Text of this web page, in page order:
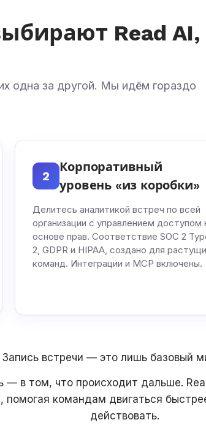
Read AI,
одна за другой. Мы идём гораздо
2
Корпоративный
уровень «из коробки»
Делитесь аналитикой встреч по всей
организации с управлением доступом
основе прав. Соответствие SOC 2
2, GDPR и HIPAA, создано для
команд. Интеграции и MCP включены.
Запись встречи — это лишь базовый
— в том, что происходит дальше.
помогая командам двигаться
действовать.